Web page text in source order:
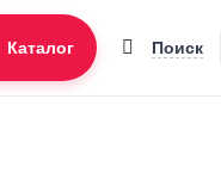
Каталог Поиск